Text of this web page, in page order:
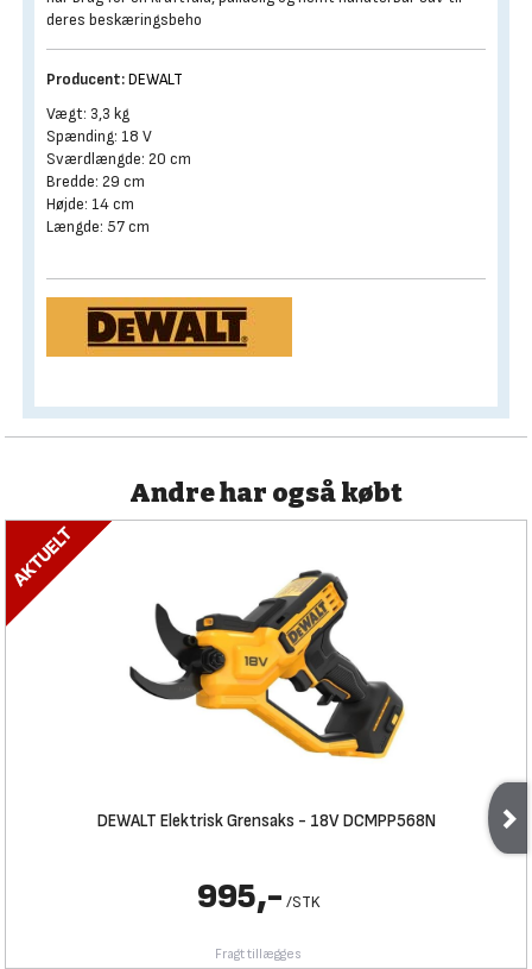
deres beskæringsbeho
Producent:DEWALT
Vægt: 3,3 kg
Spænding: 18 V
Sværdlængde: 20 cm
Bredde: 29 cm
Højde: 14 cm
Længde: 57 cm
Andre har også købt
DEWALT Elektrisk Grensaks - 18V DCMPP568N
995,- /STK
Fragt tillægges